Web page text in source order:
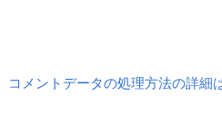
コメントデータの処理方法の詳細